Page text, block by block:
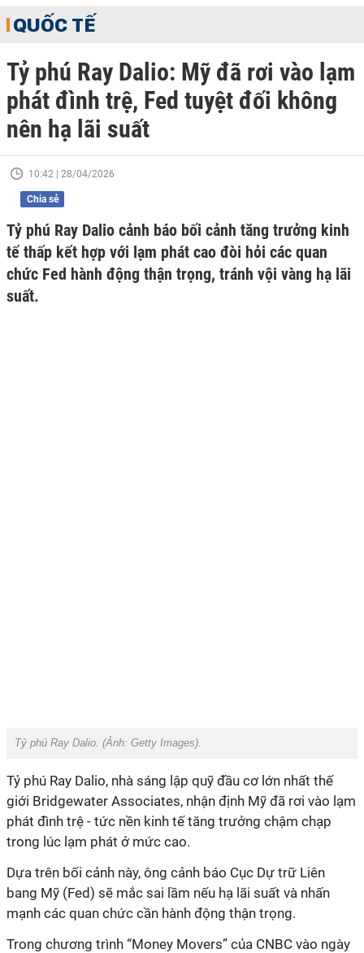
QUỐC TẾ
Tỷ phú Ray Dalio: Mỹ đã rơi vào lạm
phát đình trệ, Fed tuyệt đối không
nên hạ lãi suất
10:42 | 28/04/2026
Chia sẻ
Tỷ phú Ray Dalio cảnh báo bối cảnh tăng trưởng kinh
tế thấp kết hợp với lạm phát cao đòi hỏi các quan
chức Fed hành động thận trọng, tránh vội vàng hạ lãi
suất.
Tỷ phú Ray Dalio. (Ảnh: Getty Images).
Tỷ phú Ray Dalio, nhà sáng lập quỹ đầu cơ lớn nhất thế
giới Bridgewater Associates, nhận định Mỹ đã rơi vào lạm
phát đình trệ - tức nền kinh tế tăng trưởng chậm chạp
trong lúc lạm phát ở mức cao.
Dựa trên bối cảnh này, ông cảnh báo Cục Dự trữ Liên
bang Mỹ (Fed) sẽ mắc sai lầm nếu hạ lãi suất và nhấn
mạnh các quan chức cần hành động thận trọng.
Trong chương trình “Money Movers” của CNBC vào ngày